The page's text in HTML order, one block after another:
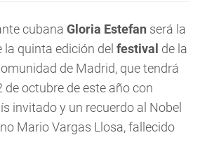
cubana Gloria Estefan será la
quinta edición del festival de la
de Madrid, que tendrá
de octubre de este año con
invitado y un recuerdo al Nobel
Mario Vargas Llosa, fallecido